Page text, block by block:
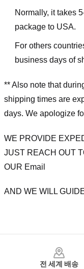
Normally, it takes
package to USA.
For others
business days of
** Also note that
shipping times are
days. We apologize
WE PROVIDE
JUST REACH OUT
OUR Email
AND WE WILL
전 세계 배송